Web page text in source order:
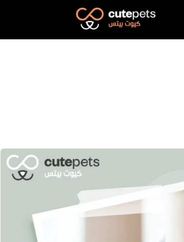
Cutepets